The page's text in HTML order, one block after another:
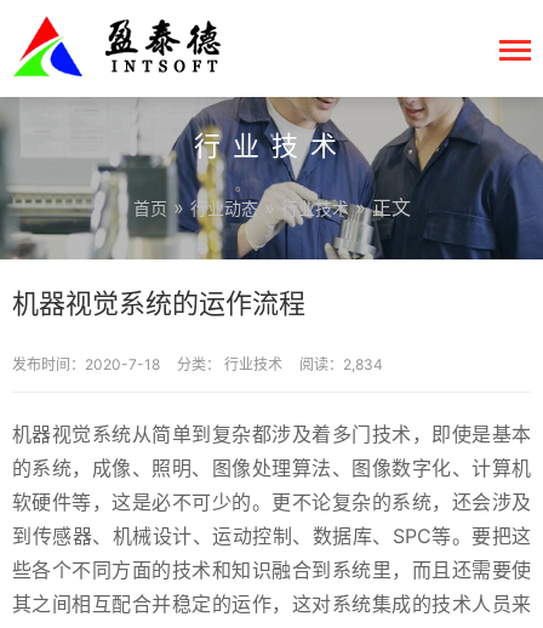
行业技术
首页 »行业动态» 行业技术» 正文
机器视觉系统的运作流程
发布时间：2020-7-18 分类： 行业技术 阅读：2,834
机器视觉系统从简单到复杂都涉及着多门技术，即使是基本
的系统，成像、照明、图像处理算法、图像数字化、计算机
软硬件等，这是必不可少的。更不论复杂的系统，还会涉及
到传感器、机械设计、运动控制、数据库、SPC等。要把这
些各个不同方面的技术和知识融合到系统里，而且还需要使
其之间相互配合并稳定的运作，这对系统集成的技术人员来